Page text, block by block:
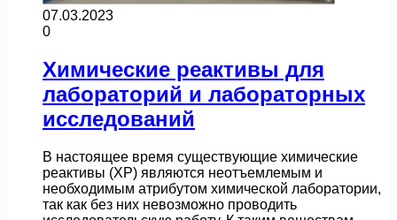
07.03.2023
0
Химические реактивы для
лабораторий и лабораторных
исследований
В настоящее время существующие химические
реактивы (ХР) являются неотъемлемым и
необходимым атрибутом химической лаборатории,
так как без них невозможно проводить